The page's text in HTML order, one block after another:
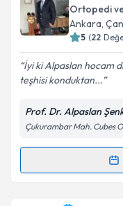
talebi oluşturun.
için bir takvim
bilgilendireceğiz.
E-posta
Kişisel
Metni'ni
kapsamda
Ortopedi
Ankara,
5 (22
İyi ki Alpaslan hocam
teşhisi konduktan...
Prof. Dr. Alpaslan
Çukurambar Mah. Cubes
Randevu